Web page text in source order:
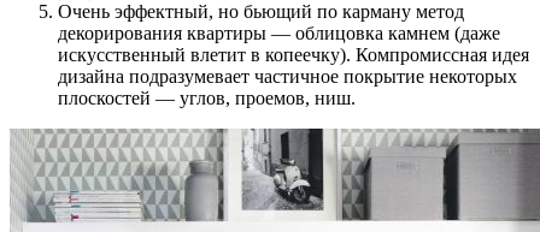
Очень эффектный, но бьющий по карману метод
декорирования квартиры — облицовка камнем (даже
искусственный влетит в копеечку). Компромиссная идея
дизайна подразумевает частичное покрытие некоторых
плоскостей — углов, проемов, ниш.